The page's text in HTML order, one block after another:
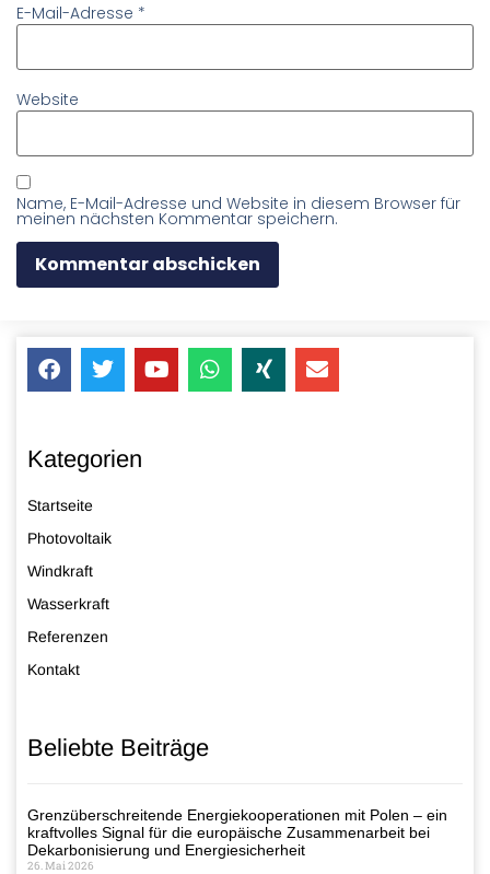
E-Mail-Adresse *
Website
Name, E-Mail-Adresse und Website in diesem Browser für
meinen nächsten Kommentar speichern.
Kategorien
Startseite
Photovoltaik
Windkraft
Wasserkraft
Referenzen
Kontakt
Beliebte Beiträge
Grenzüberschreitende Energiekooperationen mit Polen – ein
kraftvolles Signal für die europäische Zusammenarbeit bei
Dekarbonisierung und Energiesicherheit
26. Mai 2026